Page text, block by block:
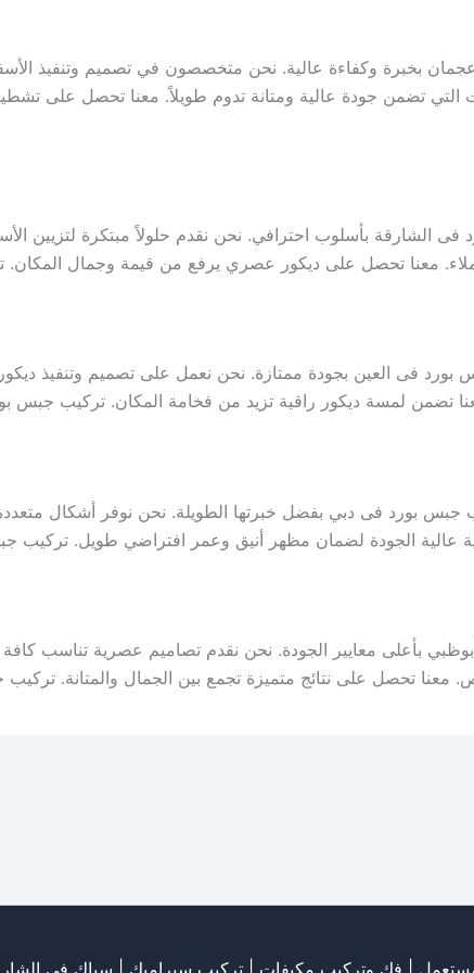
بخبرة وكفاءة عالية. نحن متخصصون في تصميم وتنفيذ
تضمن جودة عالية ومتانة تدوم طويلاً. معنا تحصل على
الشارقة بأسلوب احترافي. نحن نقدم حلولاً مبتكرة لتزيين
معنا تحصل على ديكور عصري يرفع من قيمة وجمال
فى العين بجودة ممتازة. نحن نعمل على تصميم وتنفيذ
تضمن لمسة ديكور راقية تزيد من فخامة المكان. تركيب جبس
جبس بورد فى دبي بفضل خبرتها الطويلة. نحن نوفر أشكال
عالية الجودة لضمان مظهر أنيق وعمر افتراضي طويل. تركيب
بأعلى معايير الجودة. نحن نقدم تصاميم عصرية تناسب
تحصل على نتائج متميزة تجمع بين الجمال والمتانة.
فك وتركيب مكيفات | تركيب سيراميك | سباك في